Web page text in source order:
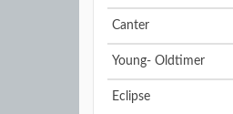
Canter
Young- Oldtimer
Eclipse